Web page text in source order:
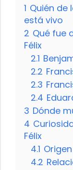
1 Quién de
está vivo
2 Qué fue
Félix
2.1
2.2
2.3
2.4
3 Dónde
4
Félix
4.1
4.2